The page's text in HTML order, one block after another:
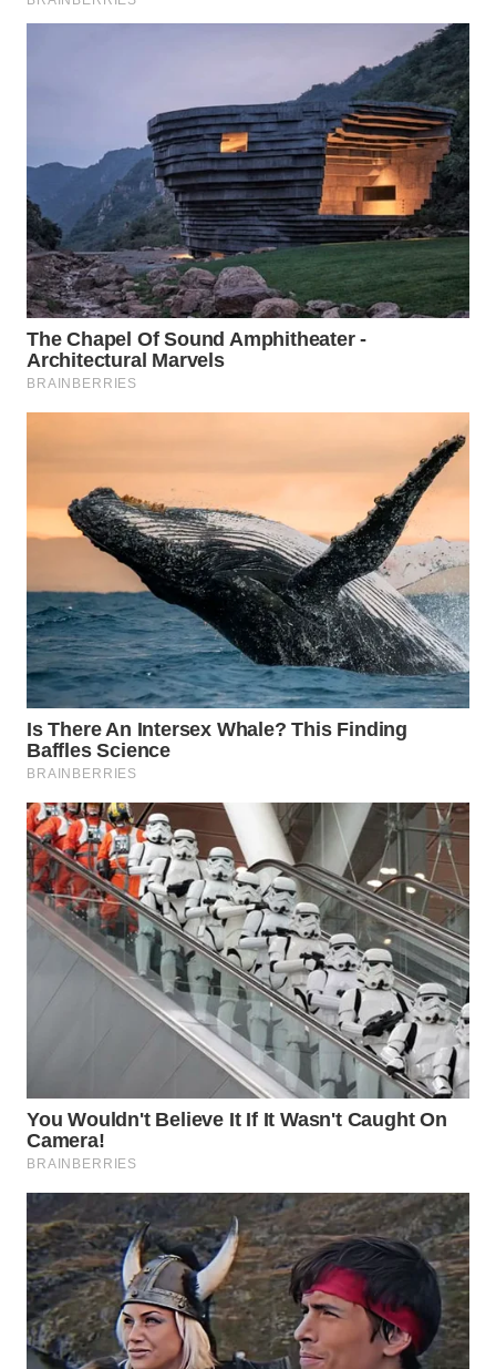
KUNINGAN
WN
MAJALENGKA
WN
SUBANG
WN
WN
PRIANGAN
WN
SEMARANG
WN
SOLO
WN
BOROBUDUR
WN
MADURA
WN
SURABAYA
WN
BINTAN
WN
MANDALIKA
WN
LIKUPANG